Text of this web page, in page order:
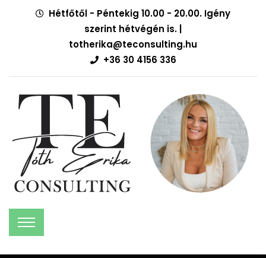
Hétfőtől - Péntekig 10.00 - 20.00. Igény
szerint hétvégén is. |
totherika@teconsulting.hu
+36 30 4156 336